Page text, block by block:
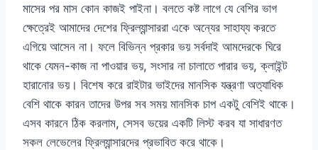
মাসের পর মাস কোন কাজই পাইনা। বলতে কষ্ট লাগে যে বেশির ভাগ
ক্ষেত্রেই আমাদের দেশের ফ্রিল্যান্সাররা একে অন্যের সাহায্য করতে
এগিয়ে আসেন না। ফলে বিভিন্ন প্রকার ভয় সর্বদাই আমদেরকে ঘিরে
থাকে যেমন-কাজ না পাওয়ার ভয়, সংসার না চালাতে পারার ভয়, ক্লাইন্ট
হারানোর ভয়। বিশেষ করে রাইটার ভাইদের মানসিক যন্ত্রণা অত্যাধিক
বেশি থাকে কারন তাদের উপর সব সময় মানসিক চাপ একটু বেশিই থাকে।
এসব কারনে ঠিক করলাম, সেসব ভয়ের একটি লিস্ট করব যা সাধারণত
সকল লেভেলের ফ্রিল্যান্সারদের প্রভাবিত করে থাকে।